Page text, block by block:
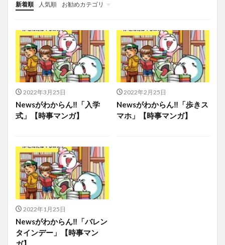
新着順 人気順
お勧めカテゴリ
投稿
学び
マンガ
電子書籍
2022年3月25日
Newsがわからん‼「入学
式」【時事マンガ】
2022年2月25日
Newsがわからん‼「歩きス
マホ」【時事マンガ】
2022年1月25日
Newsがわからん‼「バレン
タインデー」【時事マン